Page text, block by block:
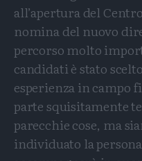
all’apertura del
nomina del nuovo
percorso molto
candidati è stato
esperienza in campo
parte squisitamente
parecchie cose, ma
individuato la